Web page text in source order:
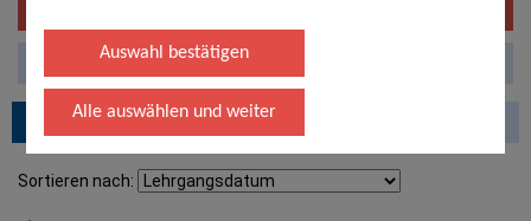
NBMB/NBBJ BVV
Sortieren nach:
Auswahl bestätigen
Alle auswählen und weiter